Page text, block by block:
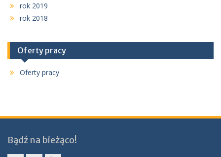
rok 2019
rok 2018
Oferty pracy
Oferty pracy
Bądź na bieżąco!